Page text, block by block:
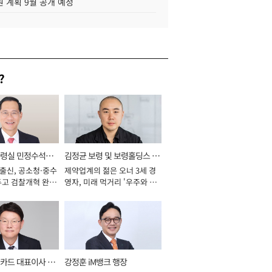
실 민정수석비
신, 공소청·중수
검찰개혁 완수
김정균 보령 및 보령홀딩스 대
표이사 사장
제약업계의 젊은 오너 3세 경
영자, 미래 먹거리 '우주와 헬
드 대표이사 사 강정훈 iM뱅크 행장